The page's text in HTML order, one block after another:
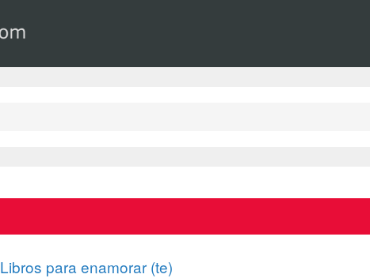
Libros para enamorar (te)